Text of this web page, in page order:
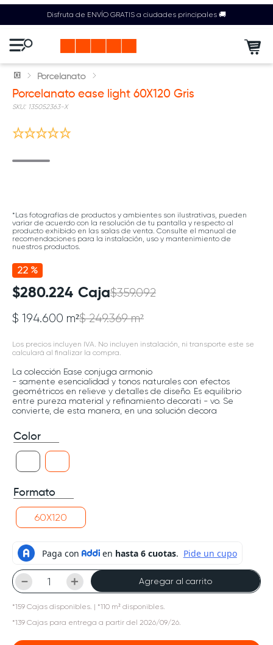
Disfruta de ENVÍO GRATIS a ciudades principales 🚚
Porcelanato
Porcelanato ease light 60X120 Gris
: 135052363-X
*Las fotografías de productos y ambientes son ilustrativas, pueden
variar de acuerdo con la resolución de tu pantalla y respecto al
producto exhibido en las salas de venta. Consulte el manual de
recomendaciones para la instalación, uso y mantenimiento de
nuestros productos.
22 %
$280.224 Caja$359.092
$ 194.600 m²$ 249.369 m²
Los precios incluyen IVA. No incluyen instalación, ni transporte este se
calculará al finalizar la compra.
La colección Ease conjuga armonio
- samente esencialidad y tonos naturales con efectos
geométricos en relieve y detalles de diseño. Es equilibrio
entre pureza material y refinamiento decorati - vo. Se
convierte, de esta manera, en una solución decora
Color
Formato
60X120
＋
－ Agregar al carrito
*159 Cajas disponibles. | *110 m² disponibles.
*139 Cajas para entrega a partir del 2026/09/26.